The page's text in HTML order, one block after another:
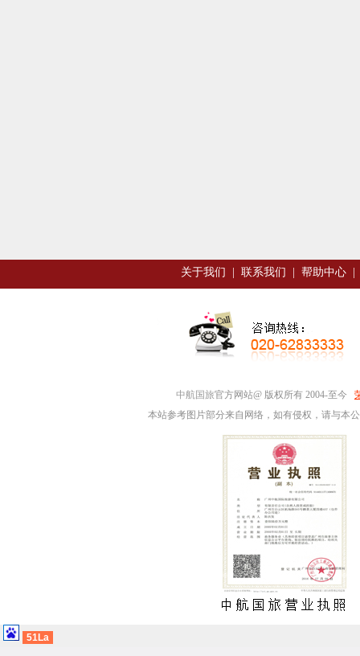
关于我们 联系我们 帮助中心
中航国旅官方网站@ 版权所有 2004-至今
本站参考图片部分来自网络，如有侵权，请与本
51La